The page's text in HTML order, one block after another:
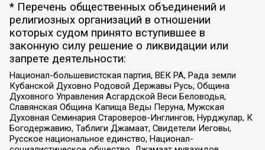
* Перечень общественных объединений и
религиозных организаций в отношении
которых судом принято вступившее в
законную силу решение о ликвидации или
запрете деятельности:
Национал-большевистская партия, ВЕК РА, Рада земли
Кубанской Духовно Родовой Державы Русь, Община
Духовного Управления Асгардской Веси Беловодья,
Славянская Община Капища Веды Перуна, Мужская
Духовная Семинария Староверов-Инглингов, Нурджулар, К
Богодержавию, Таблиги Джамаат, Свидетели Иеговы,
Русское национальное единство, Национал-